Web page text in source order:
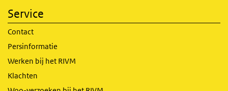
Service
Contact
Persinformatie
Werken bij het RIVM
Klachten